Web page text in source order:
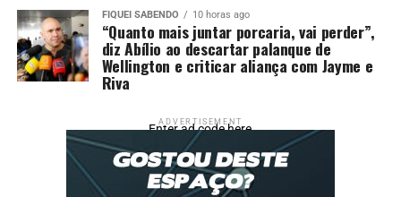
UP NEXT
Liminar proíbe faculdade de efetuar matrículas sem
autorização dos alunos
morre aos 70 anos
FIQUEI SABENDO 10 horas ago
“Quanto mais juntar porcaria, vai perder”,
diz Abílio ao descartar palanque de
Wellington e criticar aliança com Jayme e
Riva
ADVERTISEMENT
Enter ad code here